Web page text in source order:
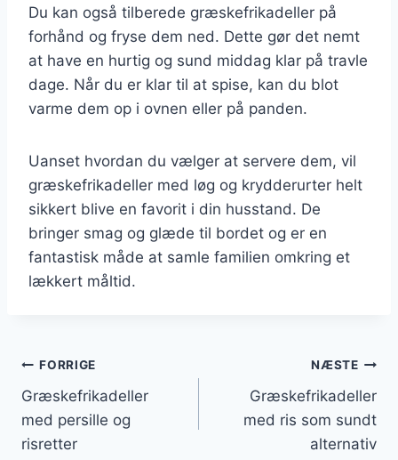
Du kan også tilberede græskefrikadeller på
forhånd og fryse dem ned. Dette gør det nemt
at have en hurtig og sund middag klar på travle
dage. Når du er klar til at spise, kan du blot
varme dem op i ovnen eller på panden.
Uanset hvordan du vælger at servere dem, vil
græskefrikadeller med løg og krydderurter helt
sikkert blive en favorit i din husstand. De
bringer smag og glæde til bordet og er en
fantastisk måde at samle familien omkring et
lækkert måltid.
Indlægsnavigation
FORRIGE
Græskefrikadeller
med persille og
risretter
NÆSTE
Græskefrikadeller
med ris som sundt
alternativ